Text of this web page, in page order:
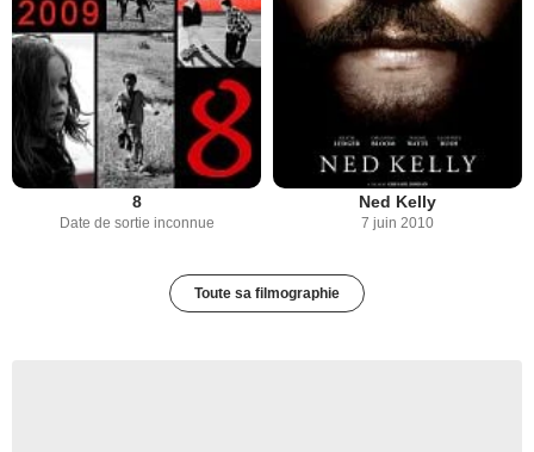
8
Date de sortie inconnue
Ned Kelly
7 juin 2010
Toute sa filmographie